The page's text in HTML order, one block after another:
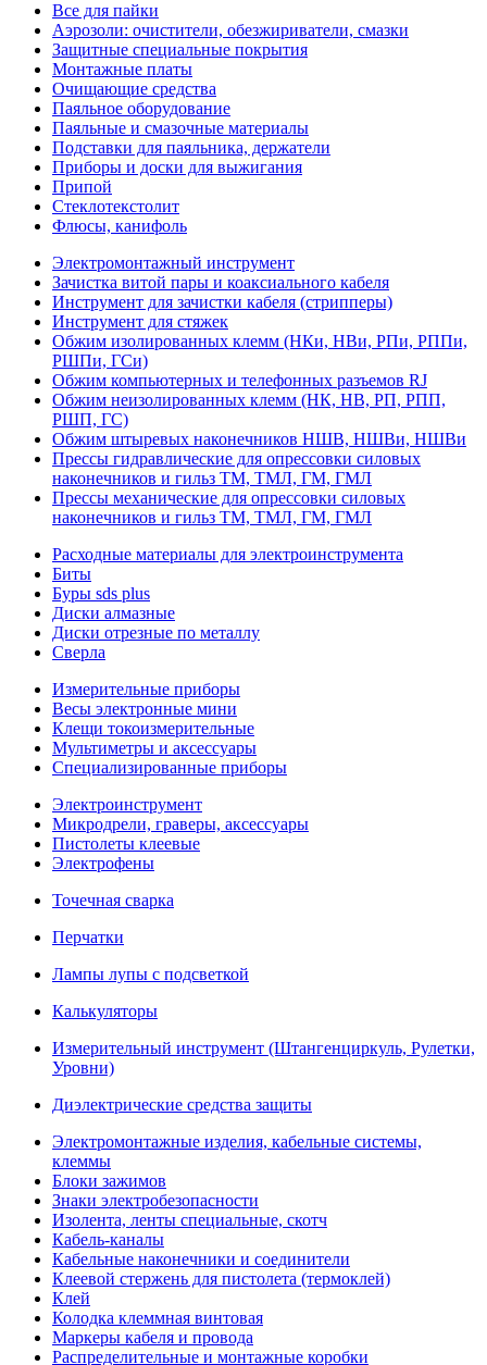
Все для пайки
Аэрозоли: очистители, обезжириватели, смазки
Защитные специальные покрытия
Монтажные платы
Очищающие средства
Паяльное оборудование
Паяльные и смазочные материалы
Подставки для паяльника, держатели
Приборы и доски для выжигания
Припой
Стеклотекстолит
Флюсы, канифоль
Электромонтажный инструмент
Зачистка витой пары и коаксиального кабеля
Инструмент для зачистки кабеля (стрипперы)
Инструмент для стяжек
Обжим изолированных клемм (НКи, НВи, РПи, РППи,
РШПи, ГСи)
Обжим компьютерных и телефонных разъемов RJ
Обжим неизолированных клемм (НК, НВ, РП, РПП,
РШП, ГС)
Обжим штыревых наконечников НШВ, НШВи, НШВи
Прессы гидравлические для опрессовки силовых
наконечников и гильз ТМ, ТМЛ, ГМ, ГМЛ
Прессы механические для опрессовки силовых
наконечников и гильз ТМ, ТМЛ, ГМ, ГМЛ
Расходные материалы для электроинструмента
Биты
Буры sds plus
Диски алмазные
Диски отрезные по металлу
Сверла
Измерительные приборы
Весы электронные мини
Клещи токоизмерительные
Мультиметры и аксессуары
Специализированные приборы
Электроинструмент
Микродрели, граверы, аксессуары
Пистолеты клеевые
Электрофены
Точечная сварка
Перчатки
Лампы лупы с подсветкой
Калькуляторы
Измерительный инструмент (Штангенциркуль, Рулетки,
Уровни)
Диэлектрические средства защиты
Электромонтажные изделия, кабельные системы,
клеммы
Блоки зажимов
Знаки электробезопасности
Изолента, ленты специальные, скотч
Кабель-каналы
Кабельные наконечники и соединители
Клеевой стержень для пистолета (термоклей)
Клей
Колодка клеммная винтовая
Маркеры кабеля и провода
Распределительные и монтажные коробки